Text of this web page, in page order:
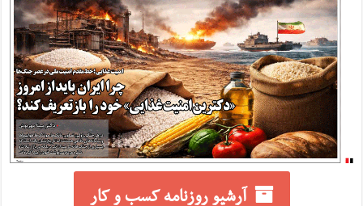
آرشیو روزنامه کسب و کار